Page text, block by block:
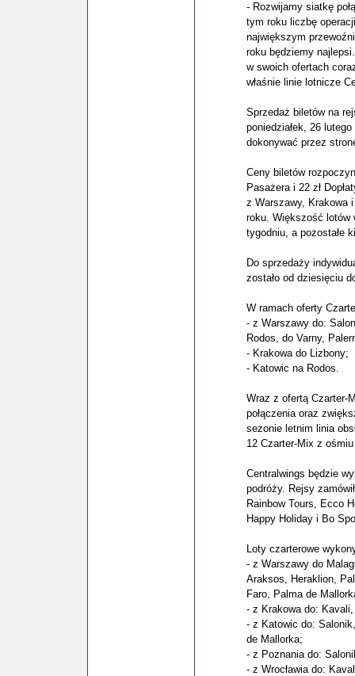
- Rozwijamy siatkę
tym roku liczbę
największym
roku będziemy
w swoich ofertach
właśnie linie lotnicze
Sprzedaż biletów na
poniedziałek, 26
dokonywać przez
Ceny biletów
Pasażera i 22 zł
z Warszawy, Krakowa
roku. Większość lotów
tygodniu, a pozostałe
Do sprzedaży
zostało od dziesięciu
W ramach oferty
- z Warszawy do:
Rodos, do Varny,
- Krakowa do Lizbony;
- Katowic na Rodos.
Wraz z ofertą Czarter-
połączenia oraz
sezonie letnim linia
12 Czarter-Mix z
Centralwings będzie
podróży. Rejsy
Rainbow Tours, Ecco
Happy Holiday i Bo
Loty czarterowe
- z Warszawy do
Araksos, Heraklion,
Faro, Palma de
- z Krakowa do:
- z Katowic do:
de Mallorka;
- z Poznania do:
- z Wrocławia do: